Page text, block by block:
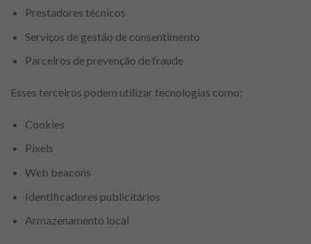
Prestadores técnicos
Serviços de gestão de consentimento
Parceiros de prevenção de fraude
Esses terceiros podem utilizar tecnologias como:
Cookies
Pixels
Web beacons
Identificadores publicitários
Armazenamento local